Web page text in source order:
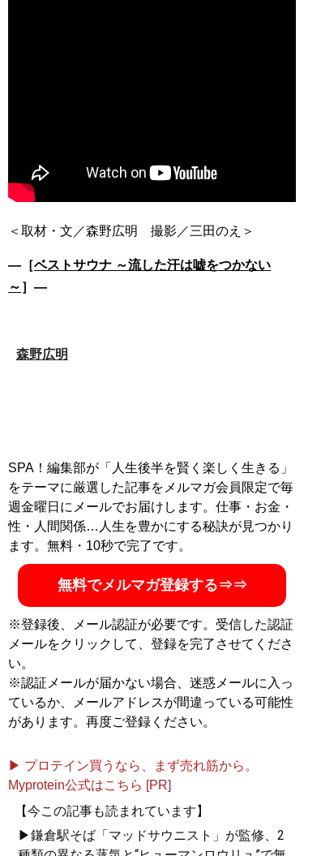
―［ベストサウナ ～流した汗は嘘をつかない
～ ］―
森野広明
SPA！編集部が「人生後半を賢く楽しく生きる」
をテーマに厳選した記事をメルマガ会員限定で毎
週金曜日にメールでお届けします。仕事・お金・
性・人間関係…人生を豊かにする秘訣が見つかり
ます。無料・10秒で完了です。
無料でメルマガ登録する⇒⇒
※登録後、メール認証が必要です。受信した認証
メールをクリックして、登録を完了させてくださ
い。
※認証メールが届かない場合、迷惑メールに入っ
ているか、メールアドレスが間違っている可能性
があります。再度ご登録ください。
▶ プロテイン買うなら、まず売れ筋から。
Myprotein公式はこちら [PR]
【今この記事も読まれています】
▶鎌倉駅そば「マッドサウニスト」が監修、2